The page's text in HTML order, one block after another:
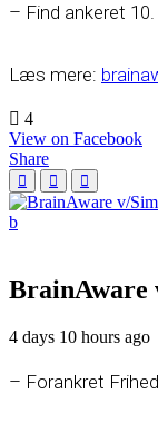
– Find ankeret
Læs mere:
4
View on Facebook
Share
BrainAware
4 days 10 hours ago
– Forankret